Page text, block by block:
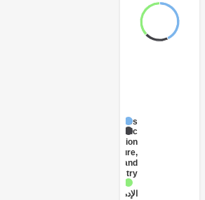
Fisheries
Administration
- Agriculture,
Fishing, and
الاجتماعي